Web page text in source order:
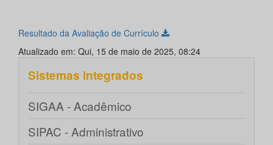
Resultado da Avaliação de Currículo
Atualizado em: Qui, 15 de maio de 2025, 08:24
Sistemas integrados
SIGAA - Acadêmico
SIPAC - Administrativo